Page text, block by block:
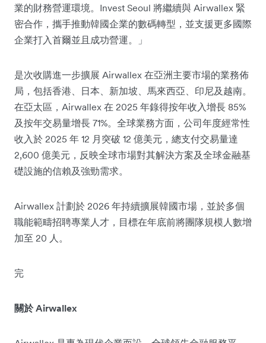
業的財務營運環境。Invest Seoul 將繼續與 Airwallex 緊
密合作，攜手推動韓國企業的數碼轉型，並支援更多國際
企業打入首爾並且成功營運。」
是次收購進一步擴展 Airwallex 在亞洲主要市場的業務佈
局，包括香港、日本、新加坡、馬來西亞、印尼及越南。
在亞太區，Airwallex 在 2025 年錄得按年收入增長 85%
及按年交易量增長 71%。全球業務方面，公司年度經常性
收入於 2025 年 12 月突破 12 億美元，總支付交易量達
2,600 億美元，反映全球市場對其解決方案及全球金融基
礎設施的信賴及強勁需求。
Airwallex 計劃於 2026 年持續擴展韓國市場，並於多個
職能範疇招聘專業人才，目標在年底前將團隊規模人數增
加至 20 人。
完
關於 Airwallex